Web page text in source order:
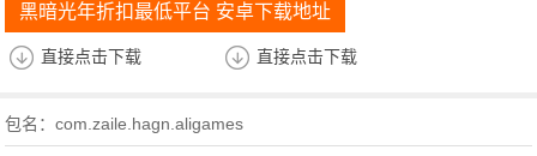
黑暗光年折扣最低平台 安卓下载地址
直接点击下载 直接点击下载
包名：com.zaile.hagn.aligames